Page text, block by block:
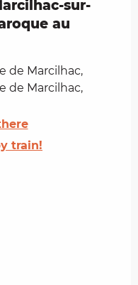
sur-
au
de Marcilhac,
de Marcilhac,
train!